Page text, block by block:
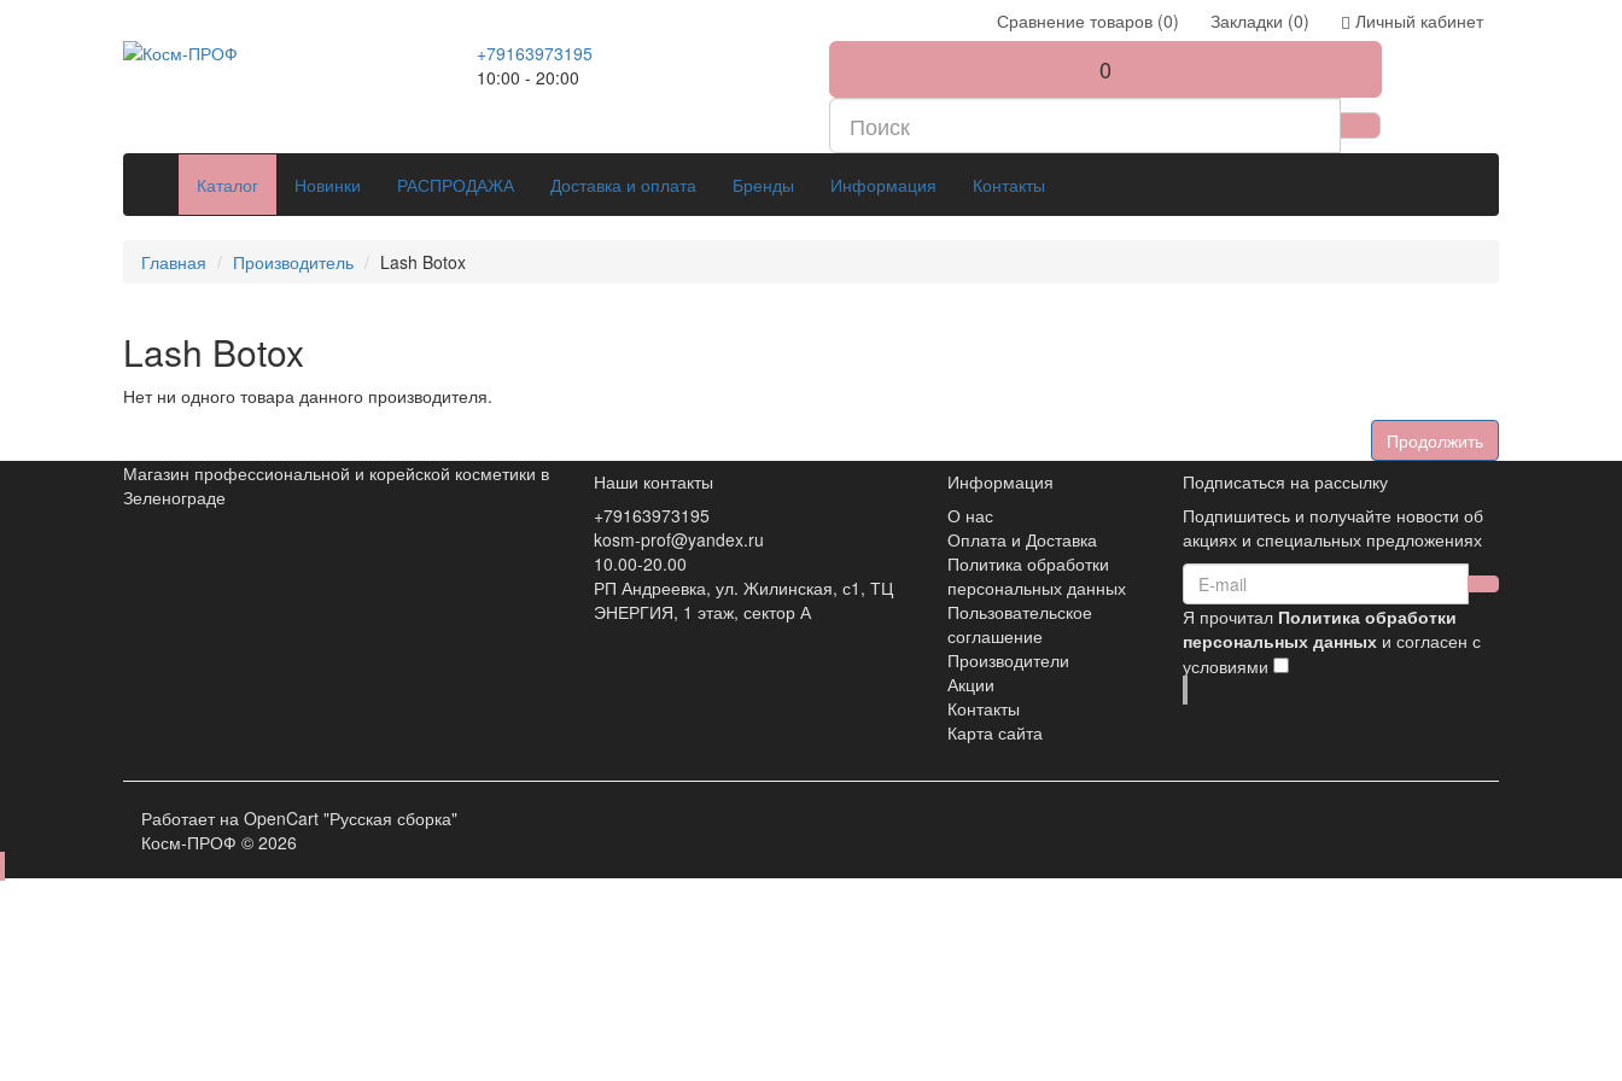
Личный кабинет
Закладки (0)
Сравнение товаров (0)
+79163973195
10:00 - 20:00
0
Каталог Новинки РАСПРОДАЖА Доставка и оплата Бренды Информация Контакты
Главная Производитель Lash Botox
Lash Botox
Нет ни одного товара данного производителя.
Продолжить
Магазин профессиональной и корейской косметики в
Зеленограде
Наши контакты
+79163973195
kosm-prof@yandex.ru
10.00-20.00
РП Андреевка, ул. Жилинская, с1, ТЦ
ЭНЕРГИЯ, 1 этаж, сектор А
Информация
О нас
Оплата и Доставка
Политика обработки
персональных данных
Пользовательское
соглашение
Производители
Акции
Контакты
Карта сайта
Подписаться на рассылку
Подпишитесь и получайте новости об
акциях и специальных предложениях
Я прочитал Политика обработки
персональных данныхи согласен с
условиями
Работает на OpenCart "Русская сборка"
Косм-ПРОФ © 2026